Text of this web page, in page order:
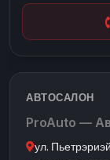
АВТОСАЛОН
ProAuto —
ул.